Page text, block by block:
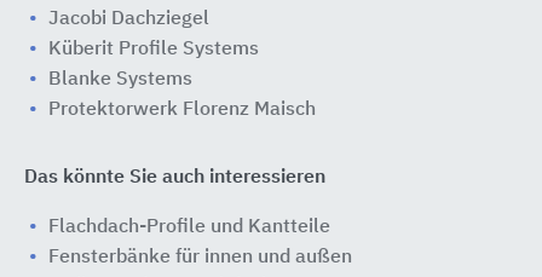
Jacobi Dachziegel
Küberit Profile Systems
Blanke Systems
Protektorwerk Florenz Maisch
Das könnte Sie auch interessieren
Flachdach-Profile und Kantteile
Fensterbänke für innen und außen